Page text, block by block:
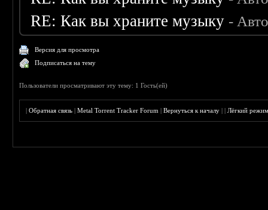
RE: Как вы храните музыку -
Версия для просмотра
Подписаться на тему
Пользователи просматривают эту тему: 1 Гость(ей)
|Обратная связь |Metal Torrent Tracker Forum |Вернуться к началу ||Лёгкий